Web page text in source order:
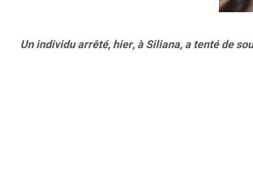
Un individu arrêté, hier, à Siliana, a tenté de